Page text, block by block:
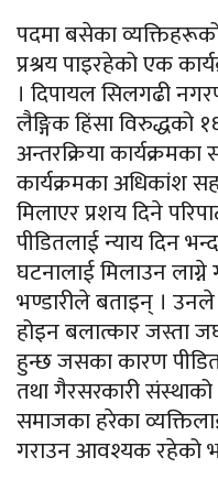
पदमा बसेका
प्रश्रय पाइरहेको एक
। दिपायल सिलगढी
लैङ्गिक हिंसा विरुद्धको
अन्तरक्रिया
कार्यक्रमका अधिकांश
मिलाएर प्रशय दिने
पीडितलाई न्याय दिन
घटनालाई मिलाउन लाग्ने
भण्डारीले बताइन् । उनले
होइन बलात्कार जस्ता
हुन्छ जसका कारण पीडित
तथा गैरसरकारी
समाजका हरेका
गराउन आवश्यक रहेको